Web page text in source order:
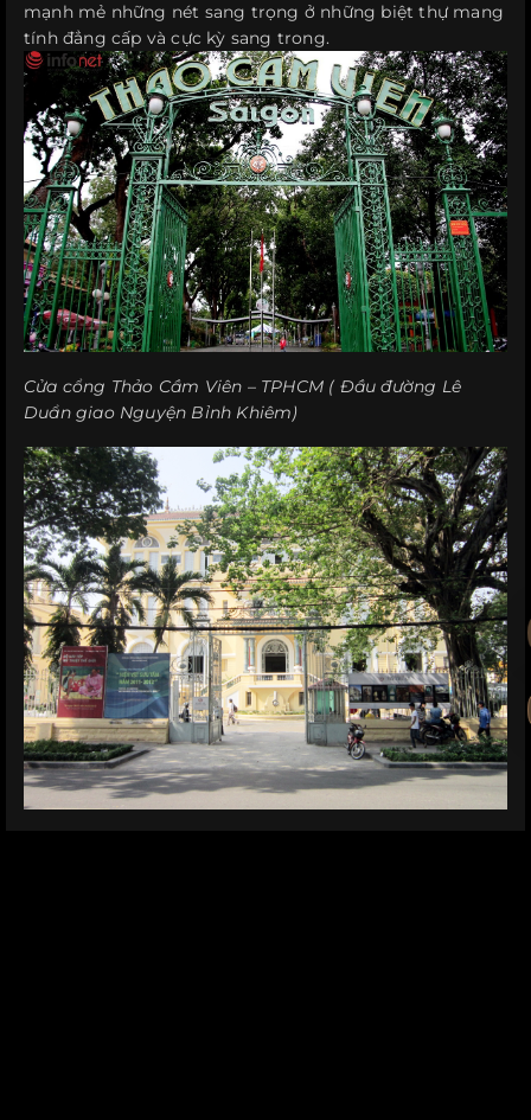
mạnh mẻ những nét sang trọng ở những biệt thự mang
tính đẳng cấp và cực kỳ sang trong.
Cửa cổng Thảo Cầm Viên – TPHCM ( Đầu đường Lê
Duẩn giao Nguyện Bỉnh Khiêm)